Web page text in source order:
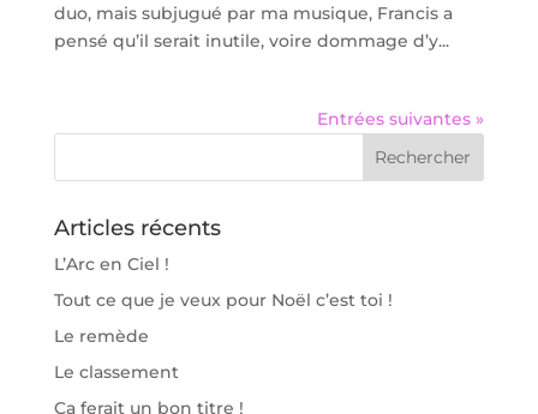
duo, mais subjugué par ma musique, Francis a
pensé qu’il serait inutile, voire dommage d’y...
Entrées suivantes »
Articles récents
L’Arc en Ciel !
Tout ce que je veux pour Noël c’est toi !
Le remède
Le classement
Ça ferait un bon titre !